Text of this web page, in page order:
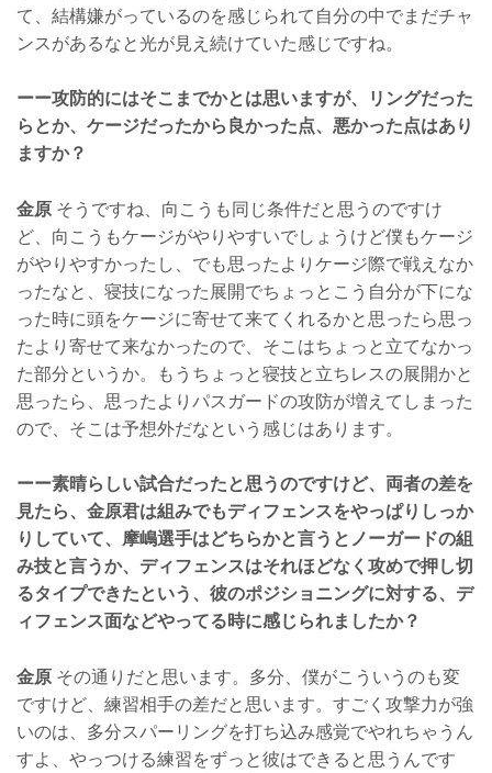
て、結構嫌がっているのを感じられて自分の中でまだチャ
ンスがあるなと光が見え続けていた感じですね。
ーー攻防的にはそこまでかとは思いますが、リングだった
らとか、ケージだったから良かった点、悪かった点はあり
ますか？
金原 そうですね、向こうも同じ条件だと思うのですけ
ど、向こうもケージがやりやすいでしょうけど僕もケージ
がやりやすかったし、でも思ったよりケージ際で戦えなか
ったなと、寝技になった展開でちょっとこう自分が下にな
った時に頭をケージに寄せて来てくれるかと思ったら思っ
たより寄せて来なかったので、そこはちょっと立てなかっ
た部分というか。もうちょっと寝技と立ちレスの展開かと
思ったら、思ったよりパスガードの攻防が増えてしまった
ので、そこは予想外だなという感じはあります。
ーー素晴らしい試合だったと思うのですけど、両者の差を
見たら、金原君は組みでもディフェンスをやっぱりしっか
りしていて、摩嶋選手はどちらかと言うとノーガードの組
み技と言うか、ディフェンスはそれほどなく攻めで押し切
るタイプできたという、彼のポジショニングに対する、デ
ィフェンス面などやってる時に感じられましたか？
金原 その通りだと思います。多分、僕がこういうのも変
ですけど、練習相手の差だと思います。すごく攻撃力が強
いのは、多分スパーリングを打ち込み感覚でやれちゃうん
すよ、やっつける練習をずっと彼はできると思うんです